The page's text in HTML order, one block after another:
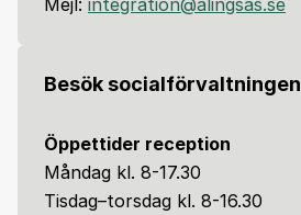
Mejl: integration@alingsas.se
Besök socialförvaltningen
Öppettider reception
Måndag kl. 8-17.30
Tisdag–torsdag kl. 8-16.30